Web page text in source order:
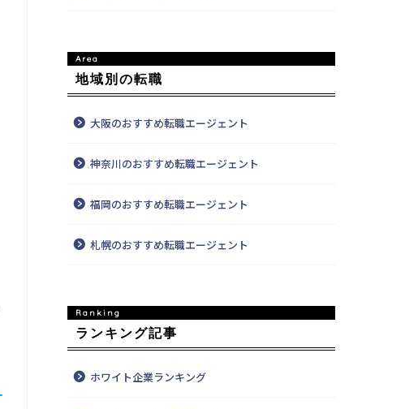
地域別の転職
大阪のおすすめ転職エージェント
神奈川のおすすめ転職エージェント
福岡のおすすめ転職エージェント
札幌のおすすめ転職エージェント
ランキング記事
ホワイト企業ランキング